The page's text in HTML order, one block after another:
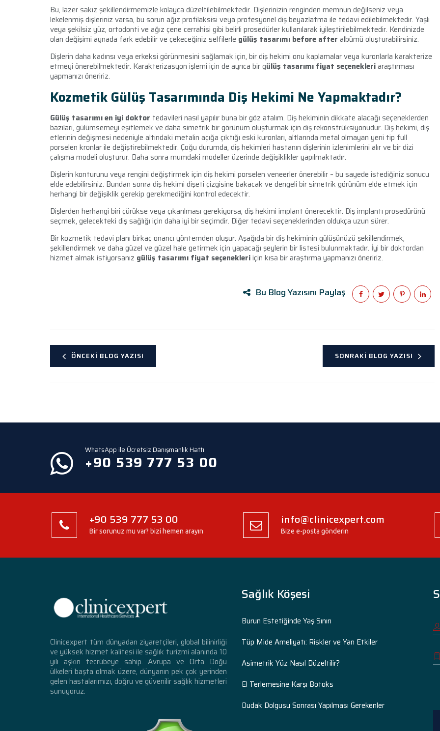
Bu, lazer sakız şekillendirmemizle kolayca düzeltilebilmektedir. Dişlerinizin renginden memnun değilseniz veya
lekelenmiş dişleriniz varsa, bu sorun ağız profilaksisi veya profesyonel diş beyazlatma ile tedavi edilebilmektedir. Yaşlı
veya şekilsiz yüz, ortodonti ve ağız çene cerrahisi gibi belirli prosedürler kullanılarak iyileştirilebilmektedir. Kendinizde
olan değişimi aynada fark edebilir ve çekeceğiniz selfilerle gülüş tasarımı before after albümü oluşturabilirsiniz.
Dişlerin daha kadınsı veya erkeksi görünmesini sağlamak için, bir diş hekimi onu kaplamalar veya kuronlarla karakterize
etmeyi önerebilmektedir. Karakterizasyon işlemi için de ayrıca bir gülüş tasarımı fiyat seçenekleriaraştırması
yapmanızı öneririz.
Kozmetik Gülüş Tasarımında Diş Hekimi Ne Yapmaktadır?
Gülüş tasarımı en iyi doktor tedavileri nasıl yapılır buna bir göz atalım. Diş hekiminin dikkate alacağı seçeneklerden
bazıları, gülümsemeyi eşitlemek ve daha simetrik bir görünüm oluşturmak için diş rekonstrüksiyonudur. Diş hekimi, diş
etlerinin değişmesi nedeniyle altındaki metalin açığa çıktığı eski kuronları, altlarında metal olmayan yeni tip full
porselen kronlar ile değiştirebilmektedir. Çoğu durumda, diş hekimleri hastanın dişlerinin izlenimlerini alır ve bir dizi
çalışma modeli oluşturur. Daha sonra mumdaki modeller üzerinde değişiklikler yapılmaktadır.
Dişlerin konturunu veya rengini değiştirmek için diş hekimi porselen veneerler önerebilir – bu sayede istediğiniz sonucu
elde edebilirsiniz. Bundan sonra diş hekimi dişeti çizgisine bakacak ve dengeli bir simetrik görünüm elde etmek için
herhangi bir değişiklik gerekip gerekmediğini kontrol edecektir.
Dişlerden herhangi biri çürükse veya çıkarılması gerekiyorsa, diş hekimi implant önerecektir. Diş implantı prosedürünü
seçmek, gelecekteki diş sağlığı için daha iyi bir seçimdir. Diğer tedavi seçeneklerinden oldukça uzun sürer.
Bir kozmetik tedavi planı birkaç onarıcı yöntemden oluşur. Aşağıda bir diş hekiminin gülüşünüzü şekillendirmek,
şekillendirmek ve daha güzel ve güzel hale getirmek için yapacağı şeylerin bir listesi bulunmaktadır. İyi bir doktordan
hizmet almak istiyorsanız gülüş tasarımı fiyat seçenekleriiçin kısa bir araştırma yapmanızı öneririz.
Bu Blog Yazısını Paylaş
ÖNCEKI BLOG YAZISI SONRAKI BLOG YAZISI
WhatsApp ile Ücretsiz Danışmanlık Hattı
+90 539 777 53 00
+90 539 777 53 00
Bir sorunuz mu var? bizi hemen arayın
info@clinicexpert.com
Bize e-posta gönderin
Clinicexpert tüm dünyadan ziyaretçileri, global bilinirliği
ve yüksek hizmet kalitesi ile sağlık turizmi alanında 10
yılı aşkın tecrübeye sahip. Avrupa ve Orta Doğu
ülkeleri başta olmak üzere, dünyanın pek çok yerinden
gelen hastalarımızı, doğru ve güvenilir sağlık hizmetleri
sunuyoruz.
Sağlık Köşesi
Burun Estetiğinde Yaş Sınırı
Tüp Mide Ameliyatı: Riskler ve Yan Etkiler
Asimetrik Yüz Nasıl Düzeltilir?
El Terlemesine Karşı Botoks
Dudak Dolgusu Sonrası Yapılması Gerekenler